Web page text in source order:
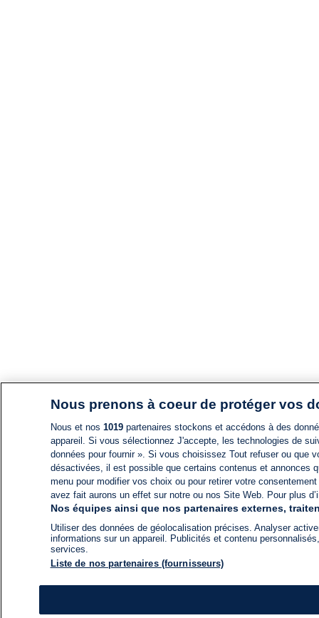
Nous prenons à coeur de protéger vos
Nous et nos 1019partenaires stockons et accédons à des
appareil. Si vous sélectionnez J'accepte, les technologies de
données pour fournir ». Si vous choisissez Tout refuser ou
désactivées, il est possible que certains contenus et annonces
menu pour modifier vos choix ou pour retirer votre
avez fait aurons un effet sur notre ou nos Site Web. Pour plus
Nos équipes ainsi que nos partenaires externes,
Utiliser des données de géolocalisation précises. Analyser
informations sur un appareil. Publicités et contenu
services.
Liste de nos partenaires (fournisseurs)